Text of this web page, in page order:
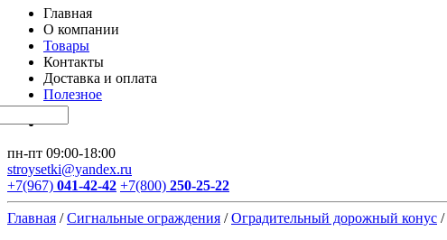
Главная
О компании
Товары
Контакты
Доставка и оплата
Полезное
пн-пт 09:00-18:00
stroysetki@yandex.ru
+7(967) 041-42-42 +7(800) 250-25-22
Главная /Сигнальные ограждения /Оградительный дорожный конус /